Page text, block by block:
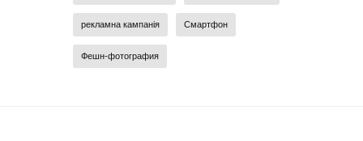
рекламна кампанія Смартфон
Фешн-фотография